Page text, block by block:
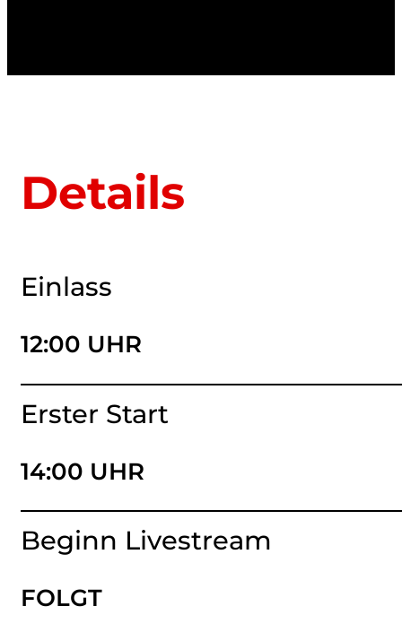
Details
Einlass
12:00 UHR
Erster Start
14:00 UHR
Beginn Livestream
FOLGT